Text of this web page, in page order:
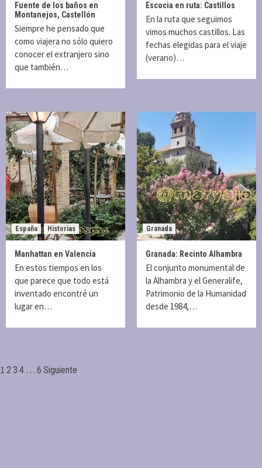
Fuente de los baños en
Montanejos, Castellón
Siempre he pensado que
como viajera no sólo quiero
conocer el extranjero sino
que también…
Escocia en ruta: Castillos
En la ruta que seguimos
vimos muchos castillos. Las
fechas elegidas para el viaje
(verano)…
España Historias
Manhattan en Valencia
En estos tiempos en los
que parece que todo está
inventado encontré un
lugar en…
Granada
Granada: Recinto Alhambra
El conjunto monumental de
la Alhambra y el Generalife,
Patrimonio de la Humanidad
desde 1984,…
Paginación
1 2 3 4 … 6 Siguiente